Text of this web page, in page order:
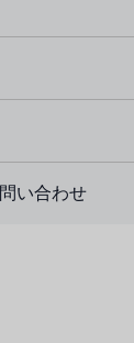
い合わせ